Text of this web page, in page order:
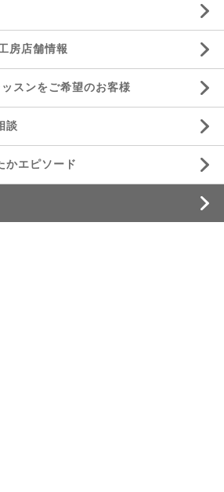
店舗情報
スンをご希望のお客様
談
かエピソード